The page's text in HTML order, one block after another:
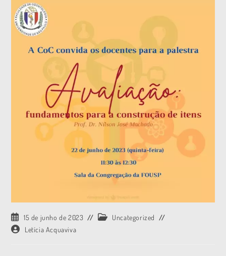
15 de junho de 2023
Uncategorized
Letícia Acquaviva